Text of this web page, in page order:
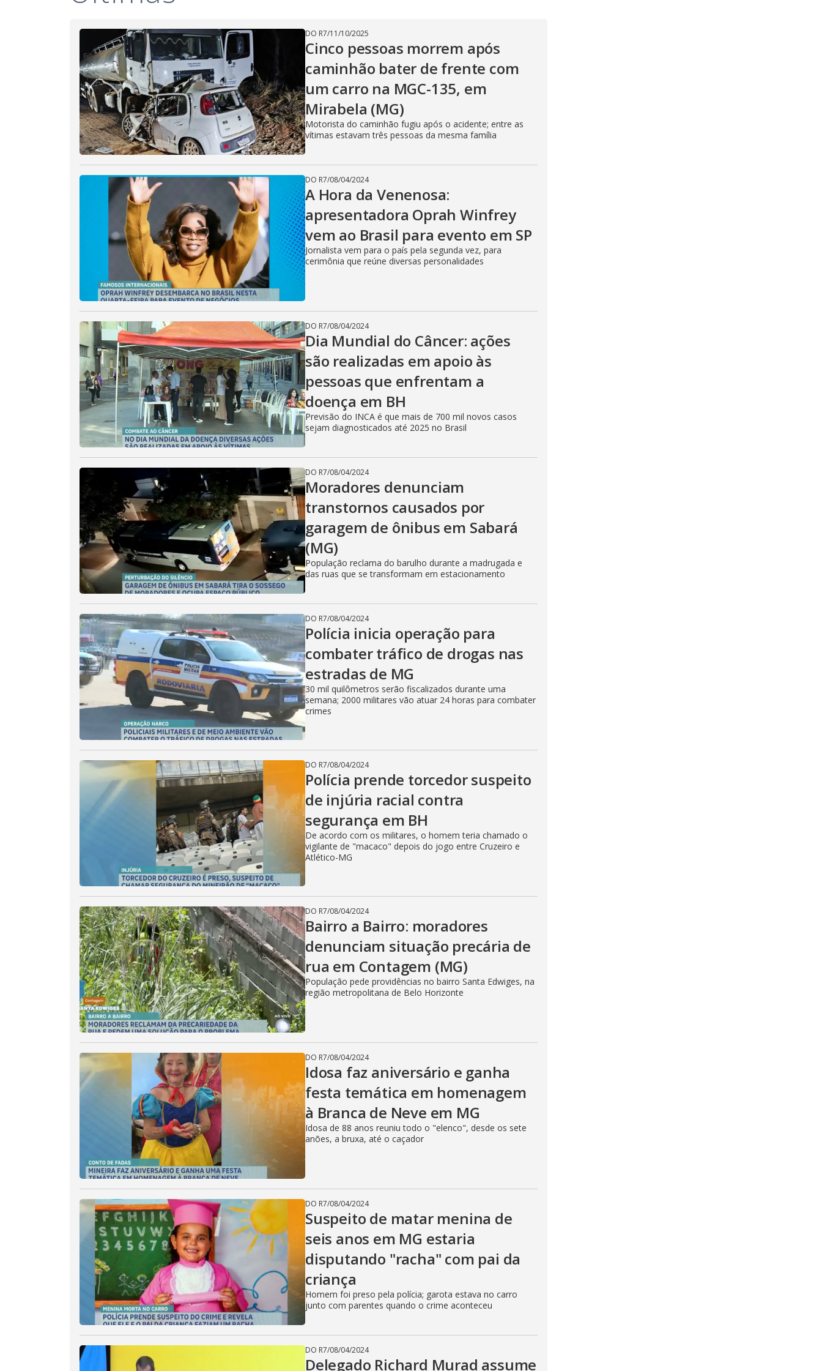
V
i
d
e
o
DO R7/11/10/2025
Cinco pessoas morrem após
caminhão bater de frente com
um carro na MGC-135, em
Mirabela (MG)
Motorista do caminhão fugiu após o acidente; entre as
vítimas estavam três pessoas da mesma família
DO R7/08/04/2024
A Hora da Venenosa:
apresentadora Oprah Winfrey
vem ao Brasil para evento em SP
Jornalista vem para o país pela segunda vez, para
cerimônia que reúne diversas personalidades
DO R7/08/04/2024
Dia Mundial do Câncer: ações
são realizadas em apoio às
pessoas que enfrentam a
doença em BH
Previsão do INCA é que mais de 700 mil novos casos
sejam diagnosticados até 2025 no Brasil
DO R7/08/04/2024
Moradores denunciam
transtornos causados por
garagem de ônibus em Sabará
(MG)
População reclama do barulho durante a madrugada e
das ruas que se transformam em estacionamento
DO R7/08/04/2024
Polícia inicia operação para
combater tráfico de drogas nas
estradas de MG
30 mil quilômetros serão fiscalizados durante uma
semana; 2000 militares vão atuar 24 horas para combater
crimes
DO R7/08/04/2024
Polícia prende torcedor suspeito
de injúria racial contra
segurança em BH
De acordo com os militares, o homem teria chamado o
vigilante de "macaco" depois do jogo entre Cruzeiro e
Atlético-MG
DO R7/08/04/2024
Bairro a Bairro: moradores
denunciam situação precária de
rua em Contagem (MG)
População pede providências no bairro Santa Edwiges, na
região metropolitana de Belo Horizonte
DO R7/08/04/2024
Idosa faz aniversário e ganha
festa temática em homenagem
à Branca de Neve em MG
Idosa de 88 anos reuniu todo o "elenco", desde os sete
anões, a bruxa, até o caçador
DO R7/08/04/2024
Suspeito de matar menina de
seis anos em MG estaria
disputando "racha" com pai da
criança
Homem foi preso pela polícia; garota estava no carro
junto com parentes quando o crime aconteceu
DO R7/08/04/2024
Delegado Richard Murad assume